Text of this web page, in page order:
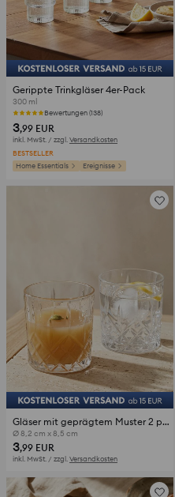
Gerippte Trinkgläser 4er-Pack
300 ml
Bewertungen (138)
3,99 EUR
inkl. MwSt. / zzgl. Versandkosten
BESTSELLER
Home Essentials
Ereignisse
Gläser mit geprägtem Muster 2 pack
Ø 8,2 cm x 8,5 cm
3,99 EUR
inkl. MwSt. / zzgl. Versandkosten